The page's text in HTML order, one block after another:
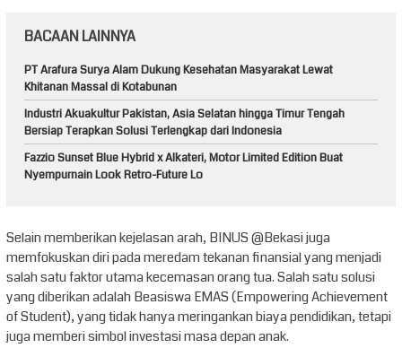
BACAAN LAINNYA
PT Arafura Surya Alam Dukung Kesehatan Masyarakat Lewat
Khitanan Massal di Kotabunan
Industri Akuakultur Pakistan, Asia Selatan hingga Timur Tengah
Bersiap Terapkan Solusi Terlengkap dari Indonesia
Fazzio Sunset Blue Hybrid x Alkateri, Motor Limited Edition Buat
Nyempurnain Look Retro-Future Lo
Selain memberikan kejelasan arah, BINUS @Bekasi juga
memfokuskan diri pada meredam tekanan finansial yang menjadi
salah satu faktor utama kecemasan orang tua. Salah satu solusi
yang diberikan adalah Beasiswa EMAS (Empowering Achievement
of Student), yang tidak hanya meringankan biaya pendidikan, tetapi
juga memberi simbol investasi masa depan anak.